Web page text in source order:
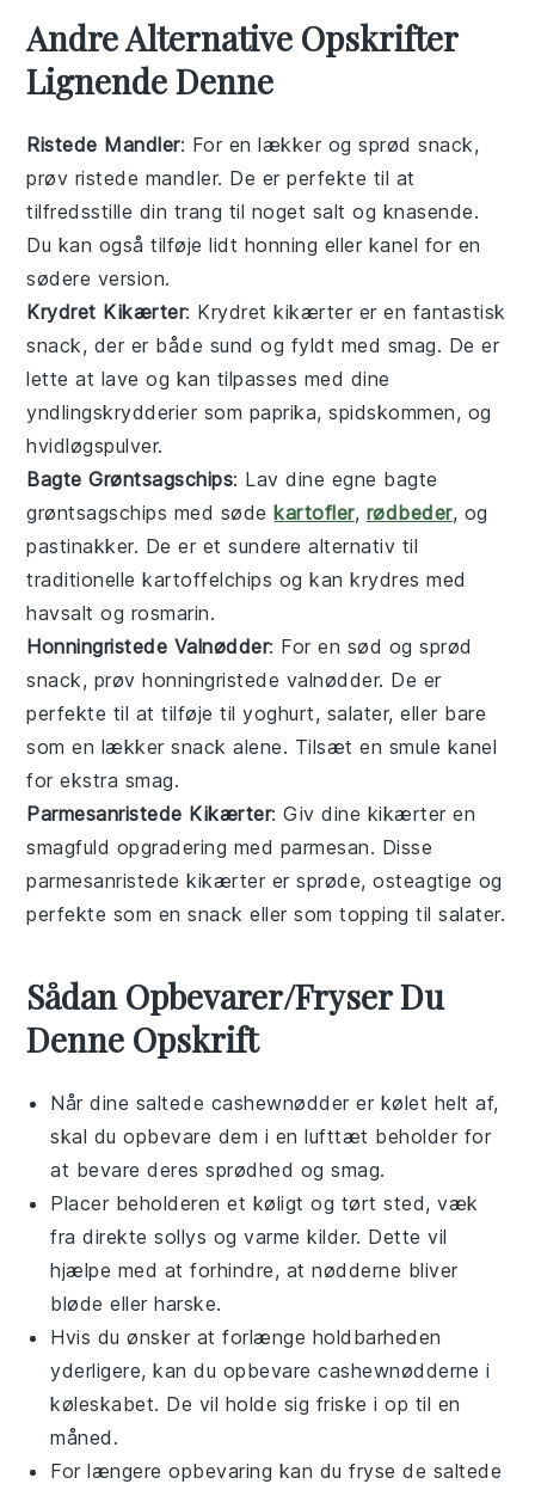
Andre Alternative Opskrifter
Lignende Denne
Ristede Mandler: For en lækker og sprød snack,
prøv ristede mandler. De er perfekte til at
tilfredsstille din trang til noget salt og knasende.
Du kan også tilføje lidt honning eller kanel for en
sødere version.
Krydret Kikærter: Krydretkikærter er en fantastisk
snack, der er både sund og fyldt med smag. De er
lette at lave og kan tilpasses med dine
yndlingskrydderier som paprika,spidskommen, og
hvidløgspulver.
Bagte Grøntsagschips: Lav dine egne bagte
grøntsagschips med sødekartofler, rødbeder, og
pastinakker. De er et sundere alternativ til
traditionelle kartoffelchips og kan krydres med
havsalt og rosmarin.
Honningristede Valnødder: For en sød og sprød
snack, prøvhonningristede valnødder. De er
perfekte til at tilføje tilyoghurt, salater, eller bare
som en lækker snack alene. Tilsæt en smule kanel
for ekstra smag.
Parmesanristede Kikærter: Giv dine kikærter en
smagfuld opgradering med parmesan. Disse
parmesanristede kikærter er sprøde, osteagtige og
perfekte som en snack eller som topping tilsalater.
Sådan Opbevarer/Fryser Du
Denne Opskrift
Når dine saltede cashewnødder er kølet helt af,
skal du opbevare dem i en lufttæt beholder for
at bevare deres sprødhed og smag.
Placer beholderen et køligt og tørt sted, væk
fra direkte sollys og varme kilder. Dette vil
hjælpe med at forhindre, at nødderne bliver
bløde eller harske.
Hvis du ønsker at forlænge holdbarheden
yderligere, kan du opbevare cashewnødderne i
køleskabet. De vil holde sig friske i op til en
måned.
For længere opbevaring kan du fryse de saltede